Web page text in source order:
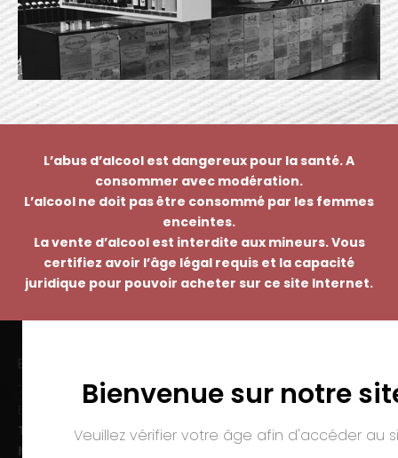
L’abus d’alcool est dangereux pour la santé. A
consommer avec modération.
L’alcool ne doit pas être consommé par les femmes
enceintes.
La vente d’alcool est interdite aux mineurs. Vous
certifiez avoir l’âge légal requis et la capacité
juridique pour pouvoir acheter sur ce site Internet.
Bienvenue sur notre
Veuillez vérifier votre âge afin d'accéder au
EMMANUEL NASTI
7 avenue Pierre Pflimlin – ZAC Espale
Tél. :
03 89 46 50 35
Mail :